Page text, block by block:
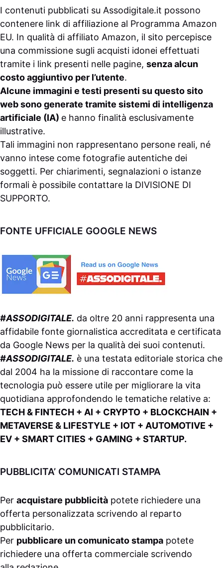
I contenuti pubblicati su Assodigitale.it possono
contenere link di affiliazione al Programma Amazon
EU. In qualità di affiliato Amazon, il sito percepisce
una commissione sugli acquisti idonei effettuati
tramite i link presenti nelle pagine, senza alcun
costo aggiuntivo per l’utente.
Alcune immagini e testi presenti su questo sito
web sono generate tramite sistemi di intelligenza
artificiale (IA) e hanno finalità esclusivamente
illustrative.
Tali immagini non rappresentano persone reali, né
vanno intese come fotografie autentiche dei
soggetti. Per chiarimenti, segnalazioni o istanze
formali è possibile contattare la DIVISIONE DI
SUPPORTO.
FONTE UFFICIALE GOOGLE NEWS
#ASSODIGITALE. da oltre 20 anni rappresenta una
affidabile fonte giornalistica accreditata e certificata
da Google News per la qualità dei suoi contenuti.
#ASSODIGITALE. è una testata editoriale storica che
dal 2004 ha la missione di raccontare come la
tecnologia può essere utile per migliorare la vita
quotidiana approfondendo le tematiche relative a:
TECH & FINTECH + AI + CRYPTO + BLOCKCHAIN +
METAVERSE & LIFESTYLE + IOT + AUTOMOTIVE +
EV + SMART CITIES + GAMING + STARTUP.
PUBBLICITA’ COMUNICATI STAMPA
Per acquistare pubblicità potete richiedere una
offerta personalizzata scrivendo al reparto
pubblicitario.
Per pubblicare un comunicato stampa potete
richiedere una offerta commerciale scrivendo